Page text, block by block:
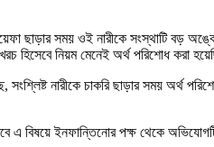
ছাড়ার সময় ওই নারীকে সংস্থাটি বড়
হিসেবে নিয়ম মেনেই অর্থ পরিশোধ করা
নারীকে চাকরি ছাড়ার সময় অর্থ
এ বিষয়ে ইনফান্তিনোর পক্ষ থেকে